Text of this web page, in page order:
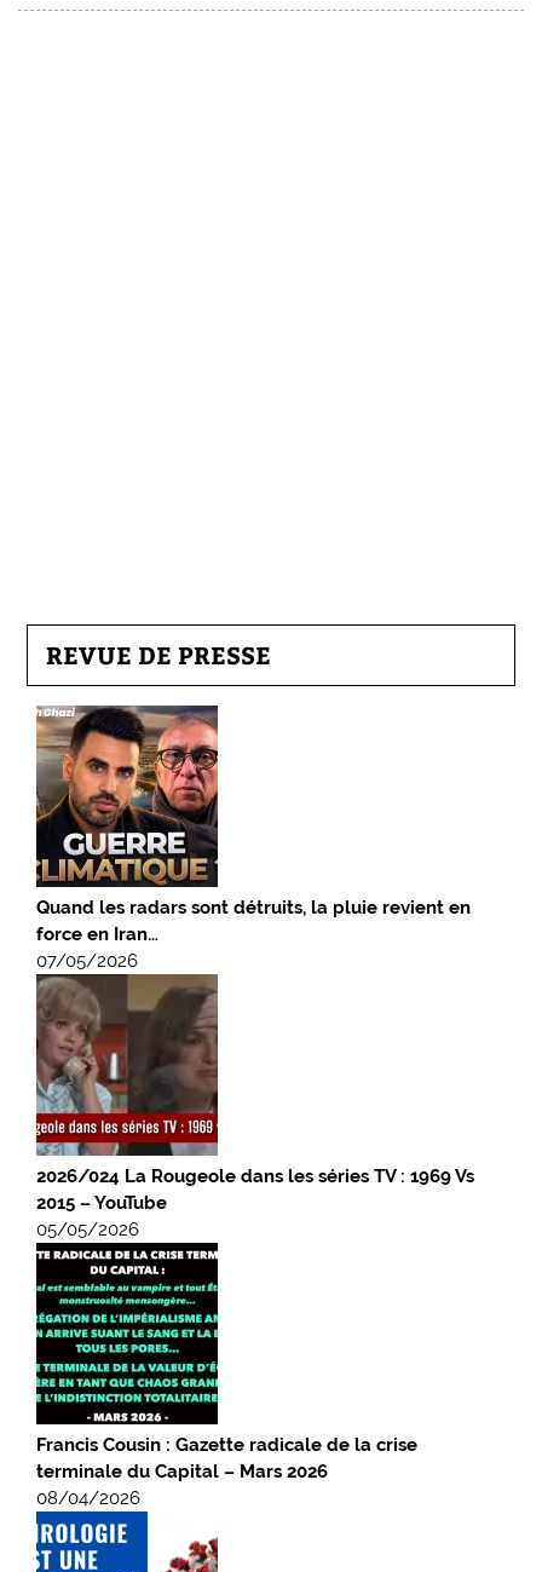
REVUE DE PRESSE
Quand les radars sont détruits, la pluie revient en
force en Iran…
07/05/2026
2026/024 La Rougeole dans les séries TV : 1969 Vs
2015 – YouTube
05/05/2026
Francis Cousin : Gazette radicale de la crise
terminale du Capital – Mars 2026
08/04/2026